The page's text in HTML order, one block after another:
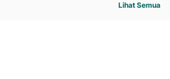
Lihat Semua